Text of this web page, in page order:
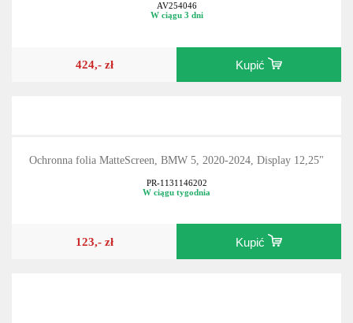
AV254046
W ciągu 3 dni
424,- zł Kupić
Ochronna folia MatteScreen, BMW 5, 2020-2024, Display 12,25"
PR-1131146202
W ciągu tygodnia
123,- zł Kupić